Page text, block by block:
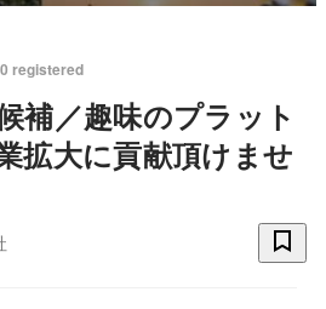
registered
補／趣味のプラット
拡大に貢献頂けませ